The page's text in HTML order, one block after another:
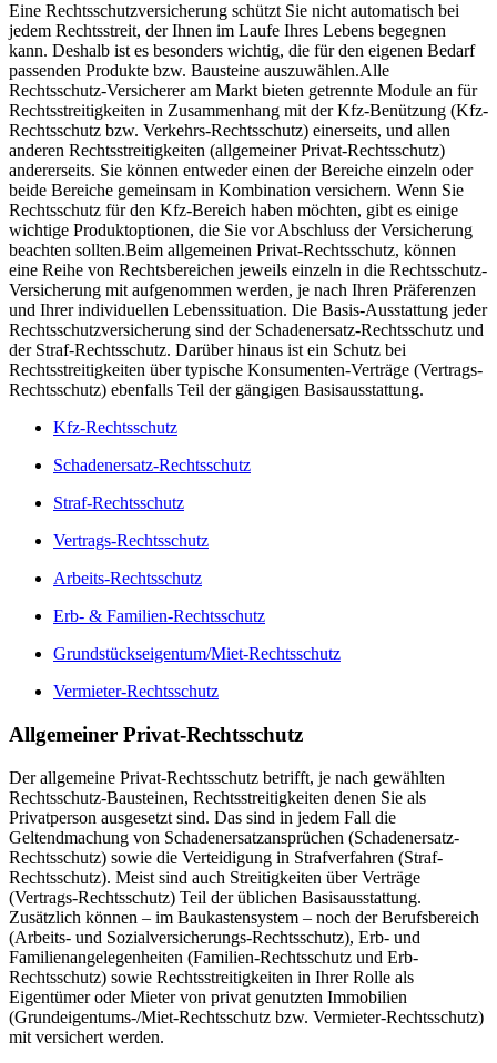
Eine Rechtsschutzversicherung schützt Sie nicht automatisch bei
jedem Rechtsstreit, der Ihnen im Laufe Ihres Lebens begegnen
kann. Deshalb ist es besonders wichtig, die für den eigenen Bedarf
passenden Produkte bzw. Bausteine auszuwählen.Alle
Rechtsschutz-Versicherer am Markt bieten getrennte Module an für
Rechtsstreitigkeiten in Zusammenhang mit der Kfz-Benützung (Kfz-
Rechtsschutz bzw. Verkehrs-Rechtsschutz) einerseits, und allen
anderen Rechtsstreitigkeiten (allgemeiner Privat-Rechtsschutz)
andererseits. Sie können entweder einen der Bereiche einzeln oder
beide Bereiche gemeinsam in Kombination versichern. Wenn Sie
Rechtsschutz für den Kfz-Bereich haben möchten, gibt es einige
wichtige Produktoptionen, die Sie vor Abschluss der Versicherung
beachten sollten.Beim allgemeinen Privat-Rechtsschutz, können
eine Reihe von Rechtsbereichen jeweils einzeln in die Rechtsschutz-
Versicherung mit aufgenommen werden, je nach Ihren Präferenzen
und Ihrer individuellen Lebenssituation. Die Basis-Ausstattung jeder
Rechtsschutzversicherung sind der Schadenersatz-Rechtsschutz und
der Straf-Rechtsschutz. Darüber hinaus ist ein Schutz bei
Rechtsstreitigkeiten über typische Konsumenten-Verträge (Vertrags-
Rechtsschutz) ebenfalls Teil der gängigen Basisausstattung.
Kfz-Rechtsschutz
Schadenersatz-Rechtsschutz
Straf-Rechtsschutz
Vertrags-Rechtsschutz
Arbeits-Rechtsschutz
Erb- & Familien-Rechtsschutz
Grundstückseigentum/Miet-Rechtsschutz
Vermieter-Rechtsschutz
Allgemeiner Privat-Rechtsschutz
Der allgemeine Privat-Rechtsschutz betrifft, je nach gewählten
Rechtsschutz-Bausteinen, Rechtsstreitigkeiten denen Sie als
Privatperson ausgesetzt sind. Das sind in jedem Fall die
Geltendmachung von Schadenersatzansprüchen (Schadenersatz-
Rechtsschutz) sowie die Verteidigung in Strafverfahren (Straf-
Rechtsschutz). Meist sind auch Streitigkeiten über Verträge
(Vertrags-Rechtsschutz) Teil der üblichen Basisausstattung.
Zusätzlich können – im Baukastensystem – noch der Berufsbereich
(Arbeits- und Sozialversicherungs-Rechtsschutz), Erb- und
Familienangelegenheiten (Familien-Rechtsschutz und Erb-
Rechtsschutz) sowie Rechtsstreitigkeiten in Ihrer Rolle als
Eigentümer oder Mieter von privat genutzten Immobilien
(Grundeigentums-/Miet-Rechtsschutz bzw. Vermieter-Rechtsschutz)
mit versichert werden.